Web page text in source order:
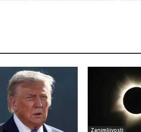
Zanimljivosti